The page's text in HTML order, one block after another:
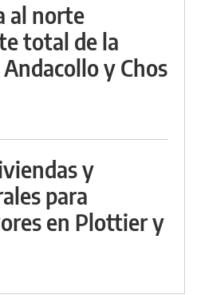
al norte
total de la
y Chos
y
para
en Plottier y